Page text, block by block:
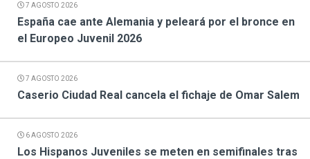
7 AGOSTO 2026
España cae ante Alemania y peleará por el bronce en
el Europeo Juvenil 2026
7 AGOSTO 2026
Caserio Ciudad Real cancela el fichaje de Omar Salem
6 AGOSTO 2026
Los Hispanos Juveniles se meten en semifinales tras